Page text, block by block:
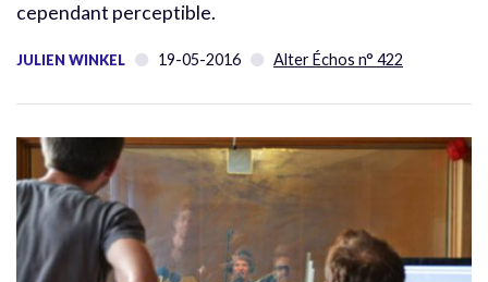
cependant perceptible.
JULIEN WINKEL 19-05-2016 Alter Échos n° 422